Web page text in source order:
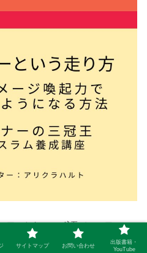
イターが語るマラソ
ニングフォームをつく
サイトマップ お問い合わせ
出版書籍・
YouTube